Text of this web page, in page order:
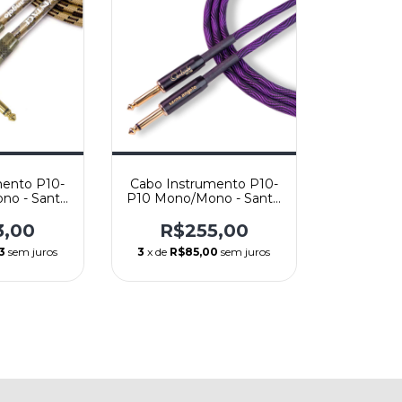
P10-
- Santo
sem juros
Cabo Instrumento P10-
P10 Mono/Mono - Santo
Signature - Reto/Reto -
4,57m (15FT)
R$255,00
3 x de R$85,00 sem juros